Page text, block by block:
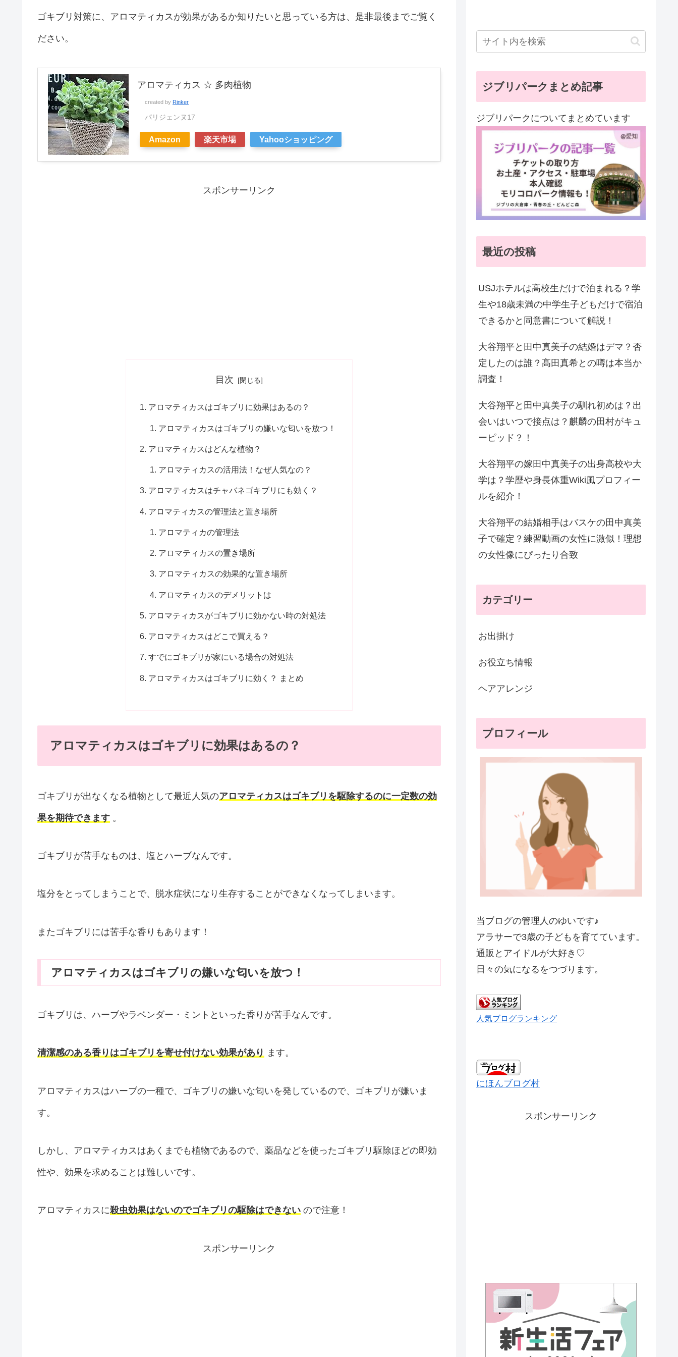
ゴキブリ対策に、アロマティカスが効果があるか知りたいと思っている方は、是非最後までご覧く
ださい。
アロマティカス ☆ 多肉植物
created by Rinker
パリジェンヌ17
Amazon 楽天市場 Yahooショッピング
スポンサーリンク
目次
アロマティカスはゴキブリに効果はあるの？
アロマティカスはゴキブリの嫌いな匂いを放つ！
アロマティカスはどんな植物？
アロマティカスの活用法！なぜ人気なの？
アロマティカスはチャバネゴキブリにも効く？
アロマティカスの管理法と置き場所
アロマティカの管理法
アロマティカスの置き場所
アロマティカスの効果的な置き場所
アロマティカスのデメリットは
アロマティカスがゴキブリに効かない時の対処法
アロマティカスはどこで買える？
すでにゴキブリが家にいる場合の対処法
アロマティカスはゴキブリに効く？ まとめ
アロマティカスはゴキブリに効果はあるの？
ゴキブリが出なくなる植物として最近人気のアロマティカスはゴキブリを駆除するのに一定数の効
果を期待できます 。
ゴキブリが苦手なものは、塩とハーブなんです。
塩分をとってしまうことで、脱水症状になり生存することができなくなってしまいます。
またゴキブリには苦手な香りもあります！
アロマティカスはゴキブリの嫌いな匂いを放つ！
ゴキブリは、ハーブやラベンダー・ミントといった香りが苦手なんです。
清潔感のある香りはゴキブリを寄せ付けない効果があり ます。
アロマティカスはハーブの一種で、ゴキブリの嫌いな匂いを発しているので、ゴキブリが嫌いま
す。
しかし、アロマティカスはあくまでも植物であるので、薬品などを使ったゴキブリ駆除ほどの即効
性や、効果を求めることは難しいです。
アロマティカスに殺虫効果はないのでゴキブリの駆除はできない ので注意！
スポンサーリンク
ジブリパークまとめ記事
ジブリパークについてまとめています
最近の投稿
USJホテルは高校生だけで泊まれる？学
生や18歳未満の中学生子どもだけで宿泊
できるかと同意書について解説！
大谷翔平と田中真美子の結婚はデマ？否
定したのは誰？髙田真希との噂は本当か
調査！
大谷翔平と田中真美子の馴れ初めは？出
会いはいつで接点は？麒麟の田村がキュ
ーピッド？！
大谷翔平の嫁田中真美子の出身高校や大
学は？学歴や身長体重Wiki風プロフィー
ルを紹介！
大谷翔平の結婚相手はバスケの田中真美
子で確定？練習動画の女性に激似！理想
の女性像にぴったり合致
カテゴリー
お出掛け
お役立ち情報
ヘアアレンジ
プロフィール
当ブログの管理人のゆいです♪
アラサーで3歳の子どもを育てています。
通販とアイドルが大好き♡
日々の気になるをつづります。
人気ブログランキング
にほんブログ村
スポンサーリンク